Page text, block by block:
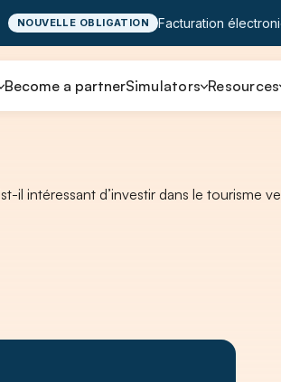
NOUVELLE OBLIGATION Facturation
Become a partnerSimulators Resources
il intéressant d’investir dans le tourisme